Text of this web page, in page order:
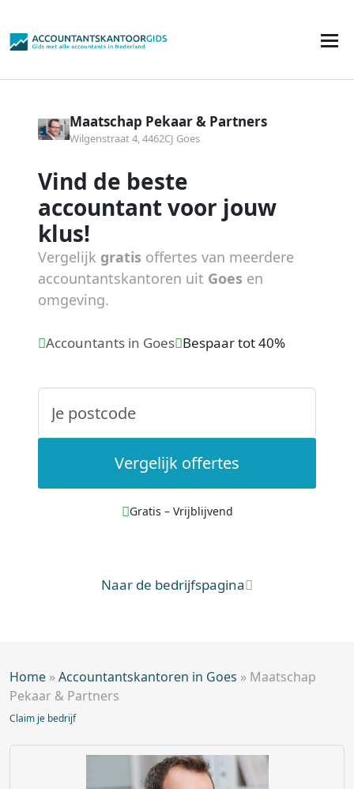
Maatschap Pekaar & Partners
Wilgenstraat 4, 4462CJ Goes
Vind de beste
accountant voor jouw
klus!
Vergelijk gratis offertes van meerdere
accountantskantoren uit Goes en
omgeving.
Accountants in Goes Bespaar tot 40%
Vergelijk offertes
Gratis – Vrijblijvend
Naar de bedrijfspagina
Home »Accountantskantoren in Goes » Maatschap
Pekaar & Partners
Claim je bedrijf